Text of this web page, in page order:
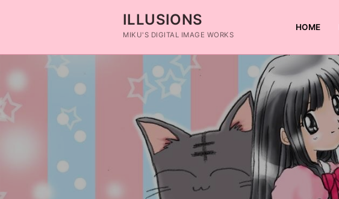
ン
ス
キ
ILLUSIONS
MIKU'S DIGITAL IMAGE WORKS
HOME